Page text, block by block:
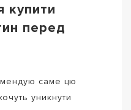
купити
перед
саме цю
уникнути